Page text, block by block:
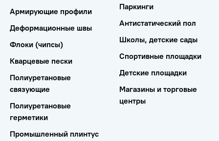
Армирующие профили
Деформационные швы
Флоки (чипсы)
Кварцевые пески
Полиуретановые
связующие
Полиуретановые
герметики
Промышленный плинтус
Паркинги
Антистатический пол
Школы, детские сады
Спортивные площадки
Детские площадки
Магазины и торговые
центры